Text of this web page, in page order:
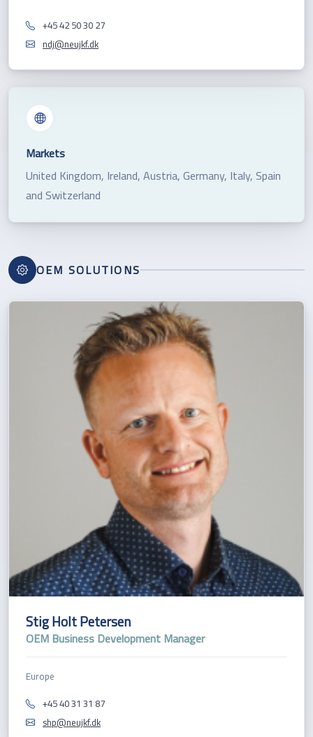
+45 42 50 30 27
ndj@neujkf.dk
Markets
United Kingdom, Ireland, Austria, Germany, Italy, Spain
and Switzerland
OEM SOLUTIONS
Stig Holt Petersen
OEM Business Development Manager
Europe
+45 40 31 31 87
shp@neujkf.dk